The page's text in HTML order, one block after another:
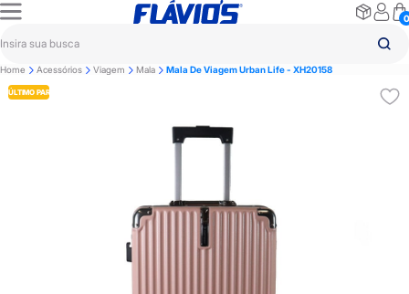
0
Home Acessórios Viagem Mala Mala De Viagem Urban Life - XH20158
ÚLTIMO PAR